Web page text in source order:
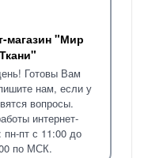
магазин "Мир
Ткани"
Готовы Вам
нам, если у
вопросы.
интернет-
пн-пт с 11:00 до
по МСК.
винный